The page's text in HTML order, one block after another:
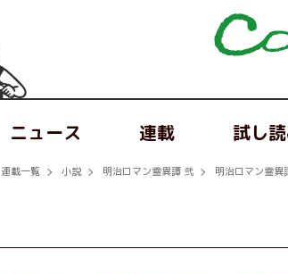
ニュース 連載 試し
連載一覧 小説 明治ロマン霊異譚 弐 明治ロマン霊